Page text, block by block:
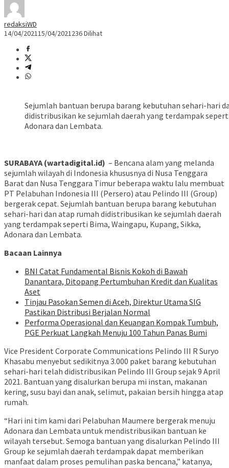
redaksiWD
14/04/202115/04/2021236 Dilihat
Sejumlah bantuan berupa barang kebutuhan sehari-hari
didistribusikan ke sejumlah daerah yang terdampak
Adonara dan Lembata.
SURABAYA (wartadigital.id) – Bencana alam yang melanda
sejumlah wilayah di Indonesia khususnya di Nusa Tenggara
Barat dan Nusa Tenggara Timur beberapa waktu lalu membuat
PT Pelabuhan Indonesia III (Persero) atau Pelindo III (Group)
bergerak cepat. Sejumlah bantuan berupa barang kebutuhan
sehari-hari dan atap rumah didistribusikan ke sejumlah daerah
yang terdampak seperti Bima, Waingapu, Kupang, Sikka,
Adonara dan Lembata.
Bacaan Lainnya
BNI Catat Fundamental Bisnis Kokoh di Bawah
Danantara, Ditopang Pertumbuhan Kredit dan Kualitas
Aset
Tinjau Pasokan Semen di Aceh, Direktur Utama SIG
Pastikan Distribusi Berjalan Normal
Performa Operasional dan Keuangan Kompak Tumbuh,
PGE Perkuat Langkah Menuju 100 Tahun Panas Bumi
Vice President Corporate Communications Pelindo III R Suryo
Khasabu menyebut sedikitnya 3.000 paket barang kebutuhan
sehari-hari telah didistribusikan Pelindo III Group sejak 9 April
2021. Bantuan yang disalurkan berupa mi instan, makanan
kering, susu bayi dan anak, selimut, pakaian bersih hingga atap
rumah.
“Hari ini tim kami dari Pelabuhan Maumere bergerak menuju
Adonara dan Lembata untuk mendistribusikan bantuan ke
wilayah tersebut. Semoga bantuan yang disalurkan Pelindo III
Group ke sejumlah daerah terdampak dapat memberikan
manfaat dalam proses pemulihan paska bencana,” katanya,